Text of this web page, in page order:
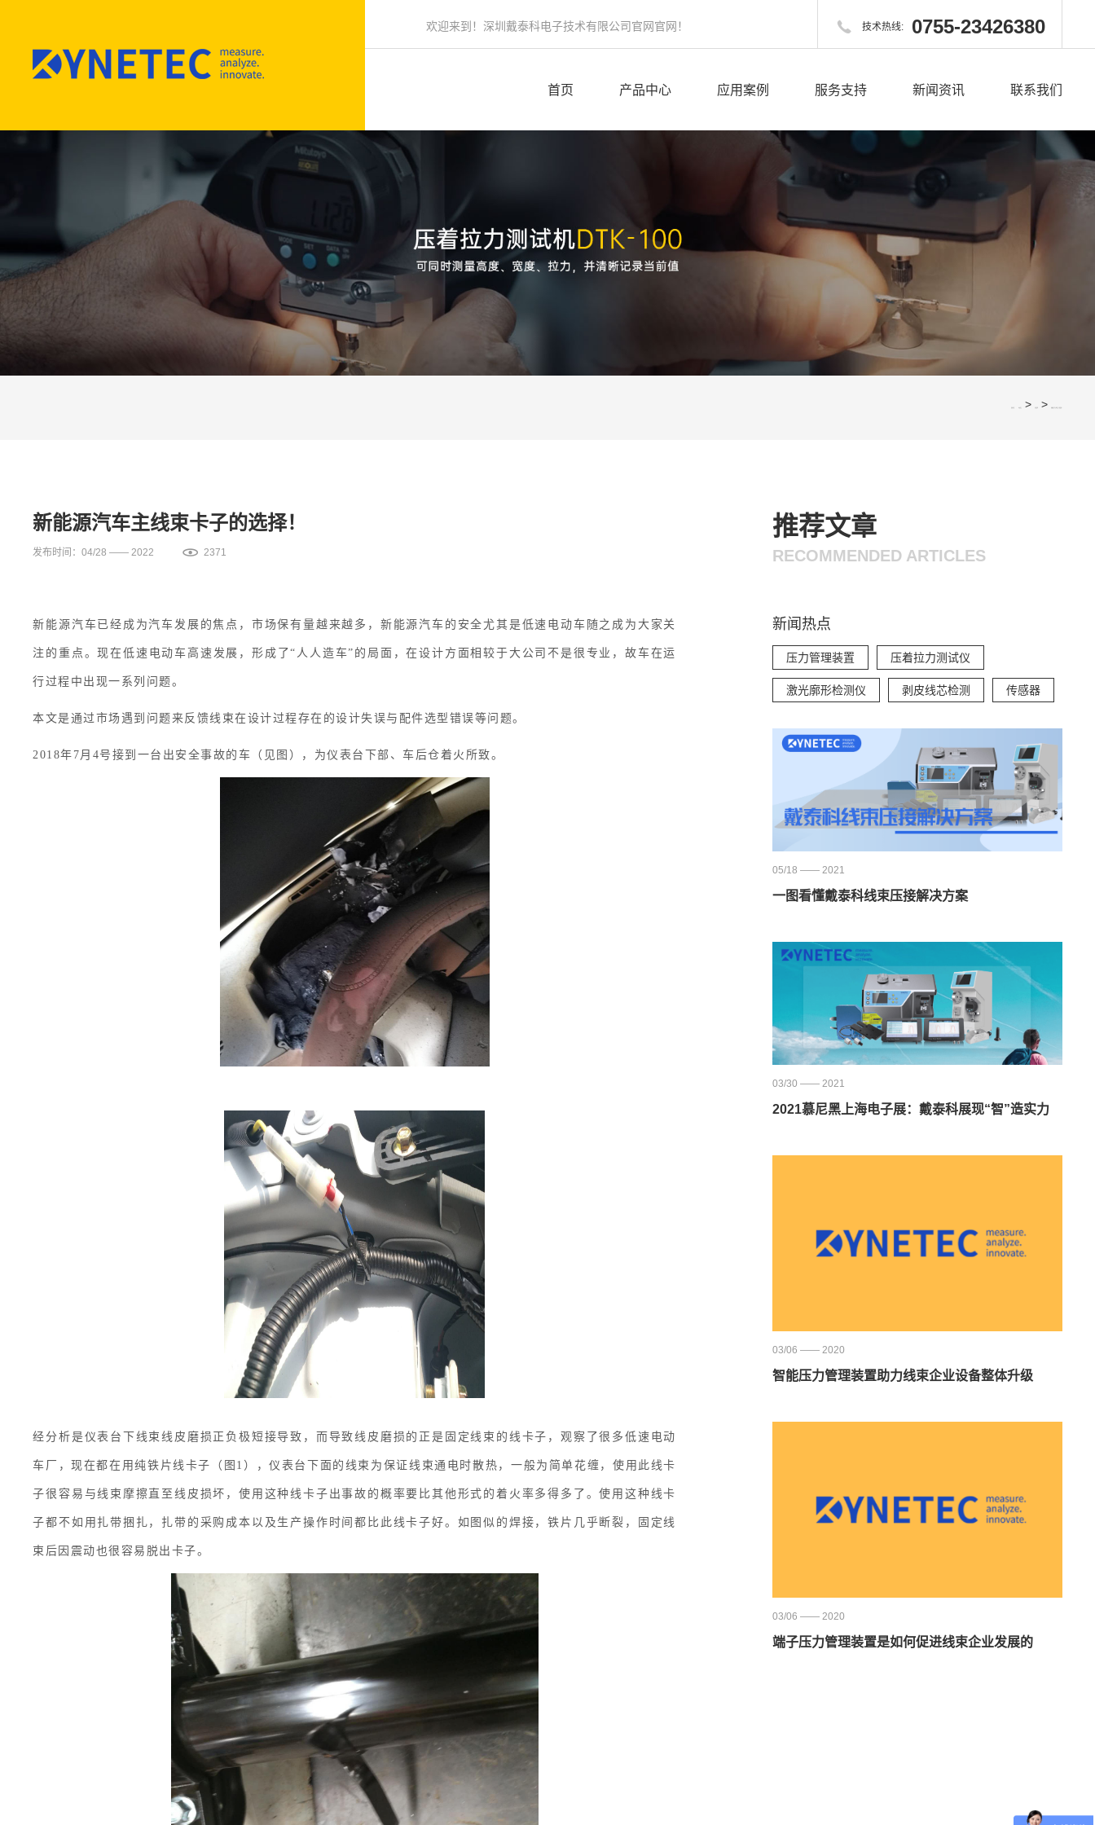
欢迎来到！深圳戴泰科电子技术有限公司官网官网！  技术热线: 0755-23426380
首页 产品中心 应用案例 服务支持 新闻资讯 联系我们
> >
新能源汽车主线束卡子的选择！
发布时间：04/28 —— 2022 2371
新能源汽车已经成为汽车发展的焦点，市场保有量越来越多，新能源汽车的安全尤其是低速电动车随之成为大家关
注的重点。现在低速电动车高速发展，形成了“人人造车”的局面，在设计方面相较于大公司不是很专业，故车在运
行过程中出现一系列问题。
本文是通过市场遇到问题来反馈线束在设计过程存在的设计失误与配件选型错误等问题。
2018年7月4号接到一台出安全事故的车（见图），为仪表台下部、车后仓着火所致。
经分析是仪表台下线束线皮磨损正负极短接导致，而导致线皮磨损的正是固定线束的线卡子，观察了很多低速电动
车厂，现在都在用纯铁片线卡子（图1），仪表台下面的线束为保证线束通电时散热，一般为简单花缠，使用此线卡
子很容易与线束摩擦直至线皮损坏，使用这种线卡子出事故的概率要比其他形式的着火率多得多了。使用这种线卡
子都不如用扎带捆扎，扎带的采购成本以及生产操作时间都比此线卡子好。如图似的焊接，铁片几乎断裂，固定线
束后因震动也很容易脱出卡子。
推荐文章
RECOMMENDED ARTICLES
新闻热点
压力管理装置 压着拉力测试仪
激光廓形检测仪 剥皮线芯检测 传感器
05/18 —— 2021
一图看懂戴泰科线束压接解决方案
03/30 —— 2021
2021慕尼黑上海电子展：戴泰科展现“智”造实力
03/06 —— 2020
智能压力管理装置助力线束企业设备整体升级
03/06 —— 2020
端子压力管理装置是如何促进线束企业发展的